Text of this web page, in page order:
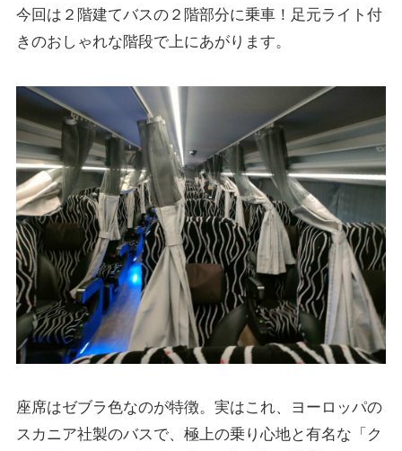
今回は２階建てバスの２階部分に乗車！足元ライト付
きのおしゃれな階段で上にあがります。
座席はゼブラ色なのが特徴。実はこれ、ヨーロッパの
スカニア社製のバスで、極上の乗り心地と有名な「ク